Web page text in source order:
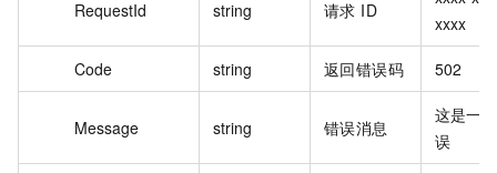
RequestId string 请求 ID
xxxx
Code string 返回错误码 502
Message string 错误消息
这是一
误